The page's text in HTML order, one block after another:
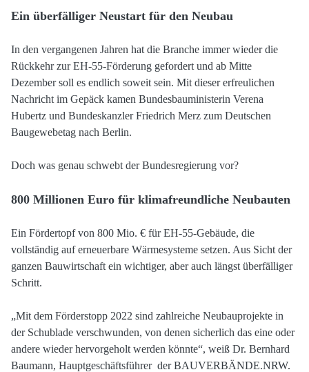
Ein überfälliger Neustart für den Neubau
In den vergangenen Jahren hat die Branche immer wieder die
Rückkehr zur EH-55-Förderung gefordert und ab Mitte
Dezember soll es endlich soweit sein. Mit dieser erfreulichen
Nachricht im Gepäck kamen Bundesbauministerin Verena
Hubertz und Bundeskanzler Friedrich Merz zum Deutschen
Baugewebetag nach Berlin.
Doch was genau schwebt der Bundesregierung vor?
800 Millionen Euro für klimafreundliche Neubauten
Ein Fördertopf von 800 Mio. € für EH-55-Gebäude, die
vollständig auf erneuerbare Wärmesysteme setzen. Aus Sicht der
ganzen Bauwirtschaft ein wichtiger, aber auch längst überfälliger
Schritt.
„Mit dem Förderstopp 2022 sind zahlreiche Neubauprojekte in
der Schublade verschwunden, von denen sicherlich das eine oder
andere wieder hervorgeholt werden könnte“, weiß Dr. Bernhard
Baumann, Hauptgeschäftsführer der BAUVERBÄNDE.NRW.